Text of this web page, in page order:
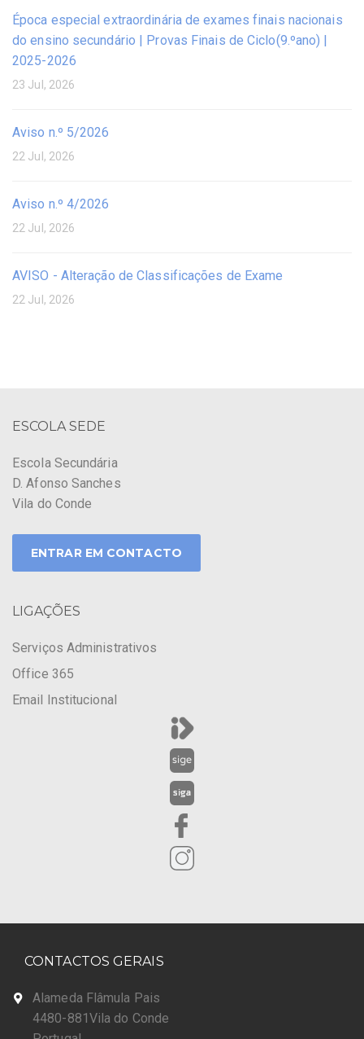
Época especial extraordinária de exames finais nacionais
do ensino secundário | Provas Finais de Ciclo(9.ºano) |
2025-2026
23 Jul, 2026
Aviso n.º 5/2026
22 Jul, 2026
Aviso n.º 4/2026
22 Jul, 2026
AVISO - Alteração de Classificações de Exame
22 Jul, 2026
ESCOLA SEDE
Escola Secundária
D. Afonso Sanches
Vila do Conde
ENTRAR EM CONTACTO
LIGAÇÕES
Serviços Administrativos
Office 365
Email Institucional
CONTACTOS GERAIS
Alameda Flâmula Pais
4480-881Vila do Conde